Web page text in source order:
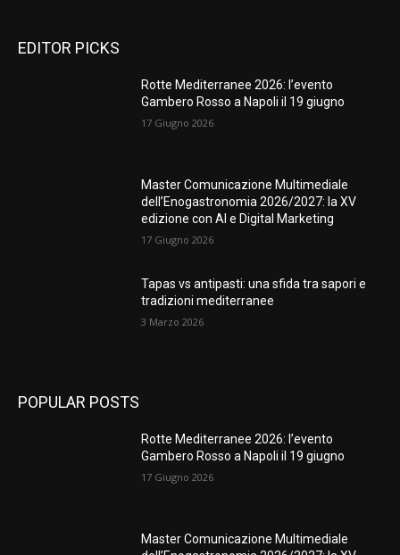
EDITOR PICKS
Rotte Mediterranee 2026: l’evento
Gambero Rosso a Napoli il 19 giugno
17 Giugno 2026
Master Comunicazione Multimediale
dell’Enogastronomia 2026/2027: la XV
edizione con AI e Digital Marketing
17 Giugno 2026
Tapas vs antipasti: una sfida tra sapori e
tradizioni mediterranee
3 Marzo 2026
POPULAR POSTS
Rotte Mediterranee 2026: l’evento
Gambero Rosso a Napoli il 19 giugno
17 Giugno 2026
Master Comunicazione Multimediale